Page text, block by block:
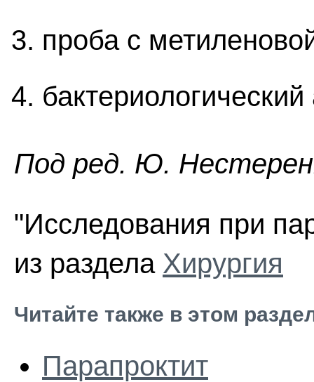
проба с
Под ред. Ю.
"Исследования при
из раздела Хирургия
Читайте также в этом
Парапроктит